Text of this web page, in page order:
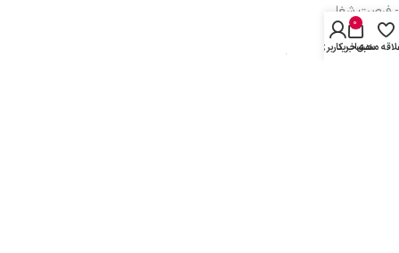
- فرصت شغلی
مندی
0
سبد خرید
حساب کاربری من